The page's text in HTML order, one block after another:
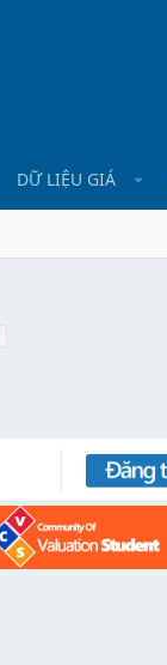
DỮ LIỆU GIÁ